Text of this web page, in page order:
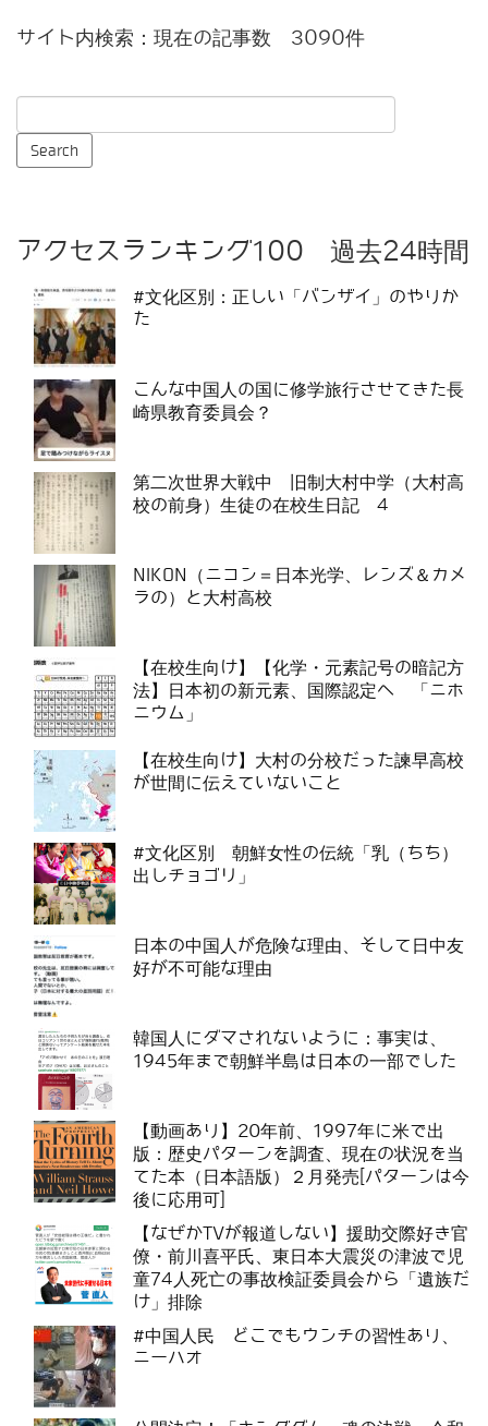
サイト内検索：現在の記事数 3090件
アクセスランキング100 過去24時間
#文化区別：正しい「バンザイ」のやりか
た
こんな中国人の国に修学旅行させてきた長
崎県教育委員会？
第二次世界大戦中 旧制大村中学（大村高
校の前身）生徒の在校生日記 4
NIKON（ニコン＝日本光学、レンズ＆カメ
ラの）と大村高校
【在校生向け】【化学・元素記号の暗記方
法】日本初の新元素、国際認定へ 「ニホ
ニウム」
【在校生向け】大村の分校だった諫早高校
が世間に伝えていないこと
#文化区別 朝鮮女性の伝統「乳（ちち）
出しチョゴリ」
日本の中国人が危険な理由、そして日中友
好が不可能な理由
韓国人にダマされないように：事実は、
1945年まで朝鮮半島は日本の一部でした
【動画あり】20年前、1997年に米で出
版：歴史パターンを調査、現在の状況を当
てた本（日本語版）２月発売[パターンは今
後に応用可]
【なぜかTVが報道しない】援助交際好き官
僚・前川喜平氏、東日本大震災の津波で児
童74人死亡の事故検証委員会から「遺族だ
け」排除
#中国人民 どこでもウンチの習性あり、
ニーハオ